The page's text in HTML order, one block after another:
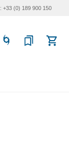
+33 (0) 189 900 150